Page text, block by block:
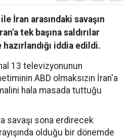
İran arasındaki savaşın
tek başına saldırılar
iddia edildi.
13 televizyonunun
ABD olmaksızın İran'a
hala masada tuttuğu
savaşı sona erdirecek
olduğu bir dönemde